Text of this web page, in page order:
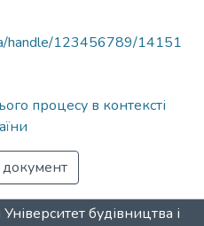
handle/123456789/14151
процесу в контексті
будівництва і